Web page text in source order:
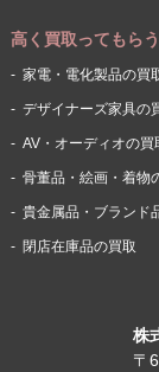
株
〒
高く買取ってもら
家電・電化製品の買
デザイナーズ家具の
AV・オーディオの買
骨董品・絵画・着物
貴金属品・ブランド
閉店在庫品の買取